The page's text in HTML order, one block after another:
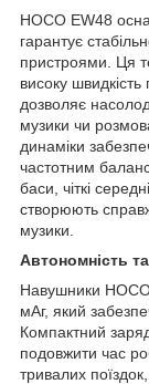
HOCO EW48
гарантує
пристроями. Ця
високу
дозволяє
музики чи
динаміки
частотним
баси, чіткі
створюють
музики.
Автономність
Навушники
мАг, який
Компактний
подовжити час
тривалих